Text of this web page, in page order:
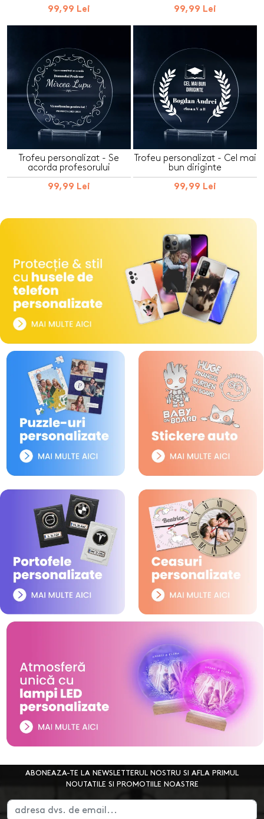
99,99 Lei 99,99 Lei
Trofeu personalizat - Se
acorda profesorului
99,99 Lei
Trofeu personalizat - Cel mai
bun diriginte
99,99 Lei
ABONEAZA-TE LA NEWSLETTERUL NOSTRU SI AFLA PRIMUL
NOUTATILE SI PROMOTIILE NOASTRE